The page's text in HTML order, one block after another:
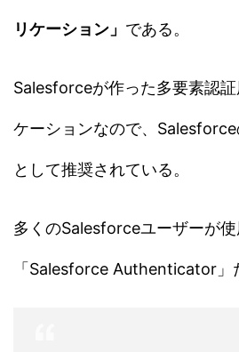
リケーション」 である。
Salesforceが作った多要素認
ケーションなので、
として推奨されている。
多くのSalesforceユーザーが
「Salesforce Authenticator」